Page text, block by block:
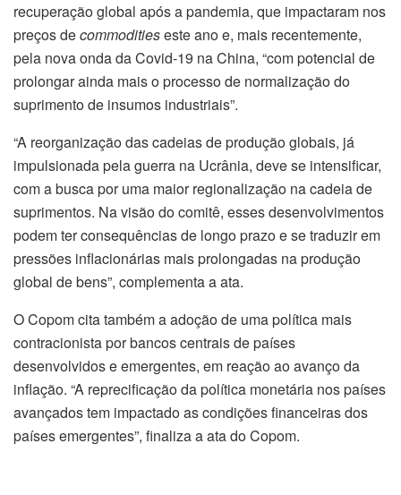
recuperação global após a pandemia, que impactaram nos
preços decommoditieseste ano e, mais recentemente,
pela nova onda da Covid-19 na China, “com potencial de
prolongar ainda mais o processo de normalização do
suprimento de insumos industriais”.
“A reorganização das cadeias de produção globais, já
impulsionada pela guerra na Ucrânia, deve se intensificar,
com a busca por uma maior regionalização na cadeia de
suprimentos. Na visão do comitê, esses desenvolvimentos
podemterconsequências de longo prazo e se traduzir em
pressões inflacionárias mais prolongadas na produção
global de bens”, complementa a ata.
O Copom cita também a adoção de uma política mais
contracionista por bancos centrais de países
desenvolvidos e emergentes, em reação ao avanço da
inflação. “A reprecificação da política monetária nos países
avançados tem impactado as condições financeiras dos
países emergentes”, finaliza a ata do Copom.